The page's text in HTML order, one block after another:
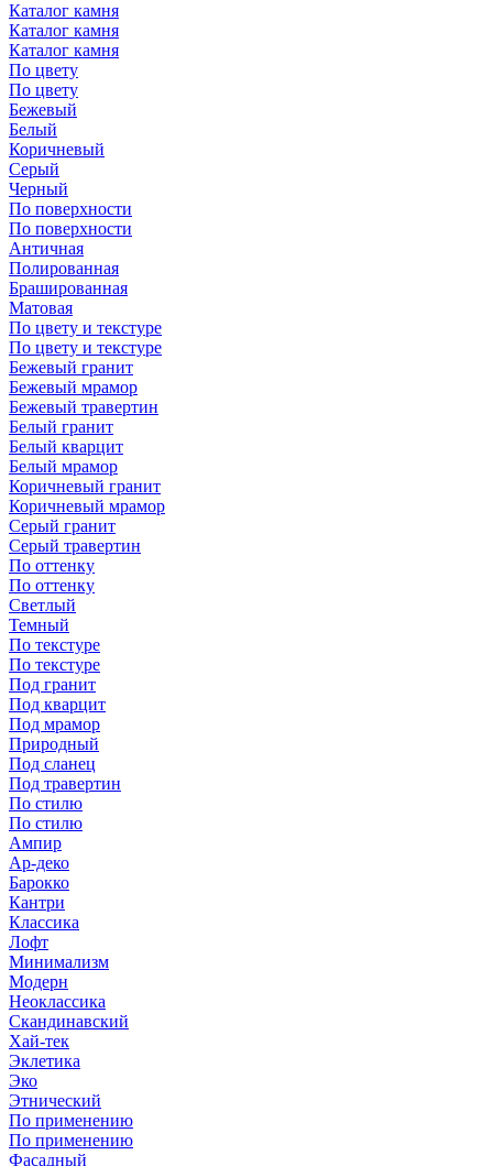
Каталог камня
Каталог камня
Каталог камня
По цвету
По цвету
Бежевый
Белый
Коричневый
Серый
Черный
По поверхности
По поверхности
Античная
Полированная
Брашированная
Матовая
По цвету и текстуре
По цвету и текстуре
Бежевый гранит
Бежевый мрамор
Бежевый травертин
Белый гранит
Белый кварцит
Белый мрамор
Коричневый гранит
Коричневый мрамор
Серый гранит
Серый травертин
По оттенку
По оттенку
Светлый
Темный
По текстуре
По текстуре
Под гранит
Под кварцит
Под мрамор
Природный
Под сланец
Под травертин
По стилю
По стилю
Ампир
Ар-деко
Барокко
Кантри
Классика
Лофт
Минимализм
Модерн
Неоклассика
Скандинавский
Хай-тек
Эклетика
Эко
Этнический
По применению
По применению
Фасадный